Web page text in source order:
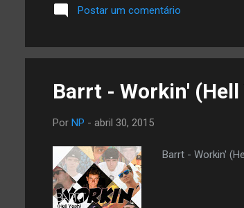
Postar um comentário
Barrt - Workin' (Hell
Por NP - abril 30, 2015
Barrt - Workin'